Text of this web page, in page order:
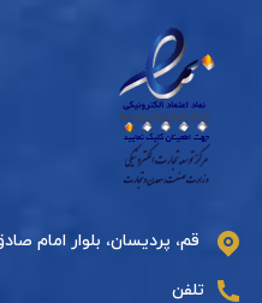
قم، پردیسان، بلوار امام
تلفن